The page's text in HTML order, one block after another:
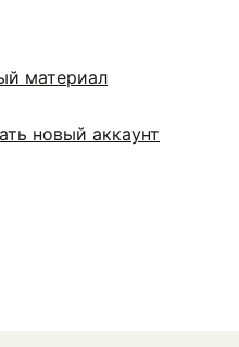
материал
новый аккаунт